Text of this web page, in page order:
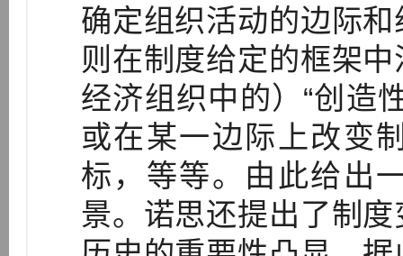
确定组织活动的边际
则在制度给定的框架
经济组织中的）“创造
或在某一边际上改变
标，等等。由此给出
景。诺思还提出了制